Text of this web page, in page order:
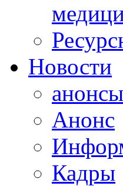
Новости
Анонс
Кадры